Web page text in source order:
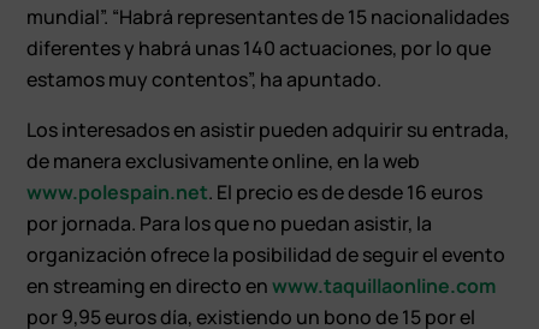
mundial”. “Habrá representantes de 15 nacionalidades
diferentes y habrá unas 140 actuaciones, por lo que
estamos muy contentos”, ha apuntado.
Los interesados en asistir pueden adquirir su entrada,
de manera exclusivamente online, en la web
www.polespain.net. El precio es de desde 16 euros
por jornada. Para los que no puedan asistir, la
organización ofrece la posibilidad de seguir el evento
en streaming en directo enwww.taquillaonline.com
por 9,95 euros día, existiendo un bono de 15 por el